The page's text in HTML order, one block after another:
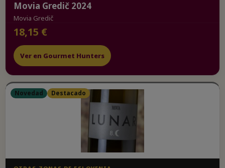
Movia Gredič 2024
Movia Gredič
18,15 €
Ver en Gourmet Hunters
Novedad Destacado